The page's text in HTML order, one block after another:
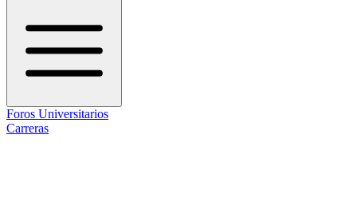
Foros Universitarios
Carreras